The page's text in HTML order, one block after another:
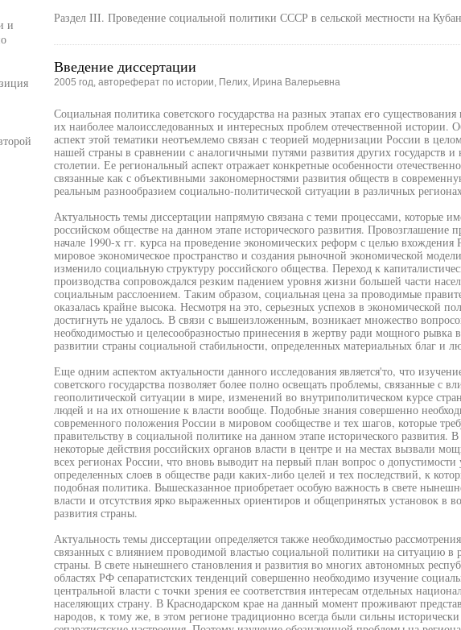
Раздел III. Проведение социальной политики СССР в сельской местности на
Введение диссертации
2005 год, автореферат по истории, Пелих, Ирина Валерьевна
Социальная политика советского государства на разных этапах его существования
их наиболее малоисследованных и интересных проблем отечественной истории.
аспект этой тематики неотъемлемо связан с теорией модернизации России в
нашей страны в сравнении с аналогичными путями развития других государств
столетии. Ее региональный аспект отражает конкретные особенности
связанные как с объективными закономерностями развития обществ в
реальным разнообразием социально-политической ситуации в различных
Актуальность темы диссертации напрямую связана с теми процессами, которые
российском обществе на данном этапе исторического развития. Провозглашение
начале 1990-х гг. курса на проведение экономических реформ с целью вхождения
мировое экономическое пространство и создания рыночной экономической
изменило социальную структуру российского общества. Переход к
производства сопровождался резким падением уровня жизни большей части
социальным расслоением. Таким образом, социальная цена за проводимые
оказалась крайне высока. Несмотря на это, серьезных успехов в экономической
достигнуть не удалось. В связи с вышеизложенным, возникает множество
необходимостью и целесообразностью принесения в жертву ради мощного рывка
развитии страны социальной стабильности, определенных материальных благ и
Еще одним аспектом актуальности данного исследования является'то, что
советского государства позволяет более полно освещать проблемы, связанные с
геополитической ситуации в мире, изменений во внутриполитическом курсе
людей и на их отношение к власти вообще. Подобные знания совершенно
современного положения России в мировом сообществе и тех шагов, которые
правительству в социальной политике на данном этапе исторического развития.
некоторые действия российских органов власти в центре и на местах вызвали
всех регионах России, что вновь выводит на первый план вопрос о
определенных слоев в обществе ради каких-либо целей и тех последствий, к
подобная политика. Вышесказанное приобретает особую важность в свете
власти и отсутствия ярко выраженных ориентиров и общепринятых установок в
развития страны.
Актуальность темы диссертации определяется также необходимостью
связанных с влиянием проводимой властью социальной политики на ситуацию в
страны. В свете нынешнего становления и развития во многих автономных
областях РФ сепаратистских тенденций совершенно необходимо изучение
центральной власти с точки зрения ее соответствия интересам отдельных
населяющих страну. В Краснодарском крае на данный момент проживают
народов, к тому же, в этом регионе традиционно всегда были сильны
и